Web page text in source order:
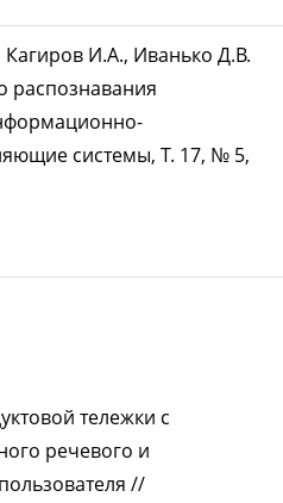
И.А., Иванько Д.В.
распознавания
системы, Т. 17, № 5,
тележки с
речевого и
//